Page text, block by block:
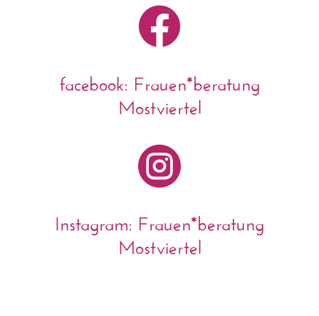

facebook: Frauen*beratung
Mostviertel

Instagram: Frauen*beratung
Mostviertel